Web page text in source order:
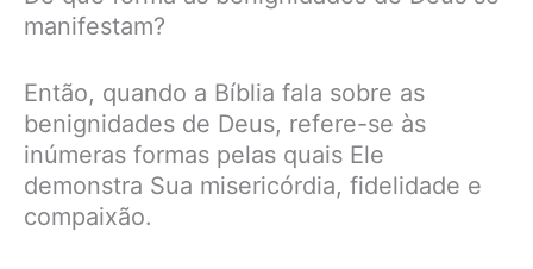
manifestam?
Então, quando a Bíblia fala sobre as
benignidades de Deus, refere-se às
inúmeras formas pelas quais Ele
demonstra Sua misericórdia, fidelidade e
compaixão.